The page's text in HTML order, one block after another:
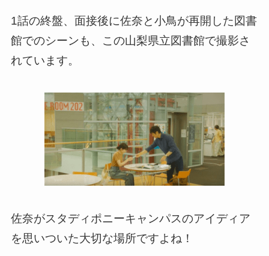
1話の終盤、面接後に佐奈と小鳥が再開した図書
館でのシーンも、この山梨県立図書館で撮影さ
れています。
佐奈がスタディポニーキャンパスのアイディア
を思いついた大切な場所ですよね！